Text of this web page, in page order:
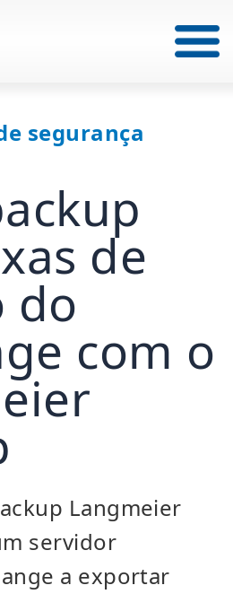
segurança
de
do
com o
Langmeier
servidor
a exportar